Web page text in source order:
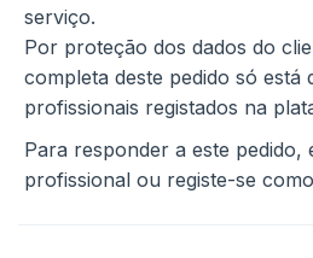
serviço.
Por proteção dos dados do
completa deste pedido só está
profissionais registados na
Para responder a este pedido,
profissional ou registe-se